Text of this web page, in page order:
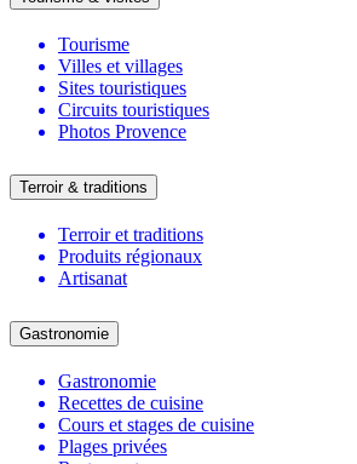
Tourisme
Villes et villages
Sites touristiques
Circuits touristiques
Photos Provence
Terroir & traditions
Terroir et traditions
Produits régionaux
Artisanat
Gastronomie
Gastronomie
Recettes de cuisine
Cours et stages de cuisine
Plages privées